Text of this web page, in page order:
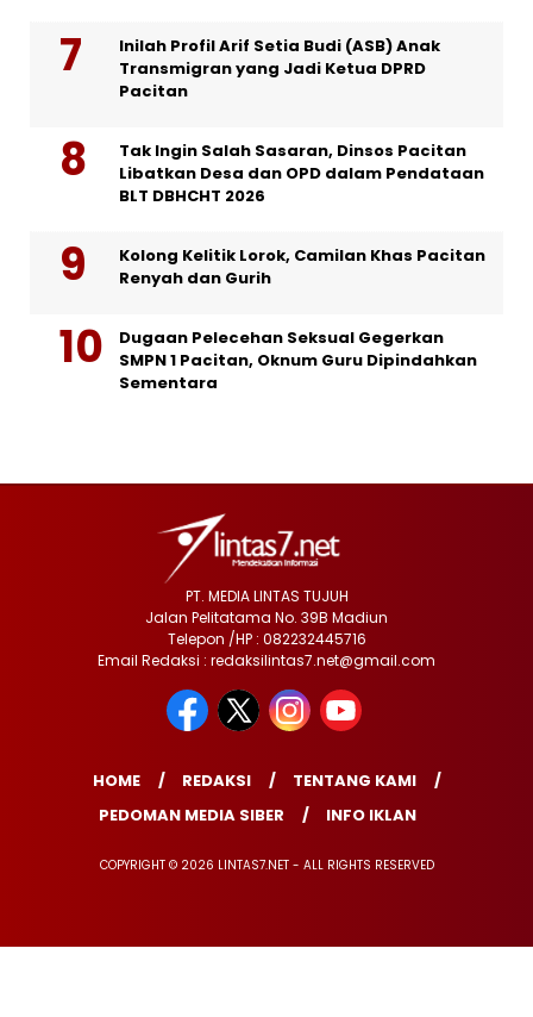
Inilah Profil Arif Setia Budi (ASB) Anak
Transmigran yang Jadi Ketua DPRD
Pacitan
Tak Ingin Salah Sasaran, Dinsos Pacitan
Libatkan Desa dan OPD dalam Pendataan
BLT DBHCHT 2026
Kolong Kelitik Lorok, Camilan Khas Pacitan
Renyah dan Gurih
Dugaan Pelecehan Seksual Gegerkan
SMPN 1 Pacitan, Oknum Guru Dipindahkan
Sementara
PT. MEDIA LINTAS TUJUH
Jalan Pelitatama No. 39B Madiun
Telepon /HP : 082232445716
Email Redaksi : redaksilintas7.net@gmail.com
HOME REDAKSI
TENTANG KAMI
PEDOMAN MEDIA SIBER
INFO IKLAN
COPYRIGHT © 2026 LINTAS7.NET - ALL RIGHTS RESERVED